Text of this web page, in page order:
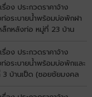
รื่อง ประกวดราคาจ้าง
อระบายน้ำพร้อมบ่อพักฝา
ล็กหลังท่อ หมู่ที่ 23 บ้าน
แก่น ด้วยวิธีประกวดราคา
รื่อง ประกวดราคาจ้าง
อระบายน้ำพร้อมบ่อพักและ
3 บ้านเป็ด (ซอยชัยมงคล